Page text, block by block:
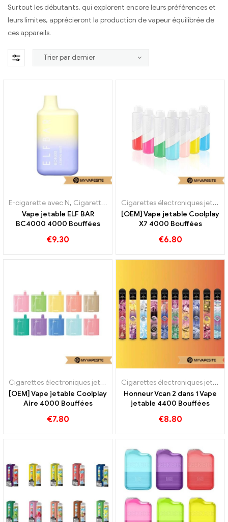
Surtout les débutants, qui explorent encore leurs préférences et
leurs limites, apprécieront la production de vapeur équilibrée de
ces appareils.
E-cigarette avec N, Cigarettes électroniques jetables
Vape jetable ELF BAR
BC4000 4000 Bouffées
€9.30
Cigarettes électroniques jetables
[OEM] Vape jetable Coolplay
X7 4000 Bouffées
€6.80
Cigarettes électroniques jetables
[OEM] Vape jetable Coolplay
Aire 4000 Bouffées
€7.80
Cigarettes électroniques jetables
Honneur Vcan 2 dans 1 Vape
jetable 4400 Bouffées
€8.80